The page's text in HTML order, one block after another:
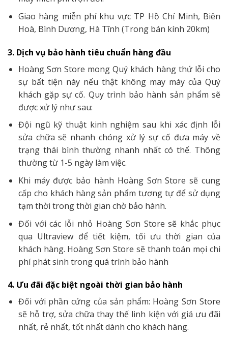
Giao hàng miễn phí khu vực TP Hồ Chí Minh, Biên
Hoà, Bình Dương, Hà Tĩnh (Trong bán kính 20km)
3. Dịch vụ bảo hành tiêu chuẩn hàng đầu
Hoàng Sơn Store mong Quý khách hàng thứ lỗi cho
sự bất tiện này nếu thật không may máy của Quý
khách gặp sự cố. Quy trình bảo hành sản phẩm sẽ
được xử lý như sau:
Đội ngũ kỹ thuật kinh nghiệm sau khi xác định lỗi
sửa chữa sẽ nhanh chóng xử lý sự cố đưa máy về
trạng thái bình thường nhanh nhất có thể. Thông
thường từ 1-5 ngày làm việc.
Khi máy được bảo hành Hoàng Sơn Store sẽ cung
cấp cho khách hàng sản phẩm tương tự để sử dụng
tạm thời trong thời gian chờ bảo hành.
Đối với các lỗi nhỏ Hoàng Sơn Store sẽ khắc phục
qua Ultraview để tiết kiệm, tối ưu thời gian của
khách hàng. Hoàng Sơn Store sẽ thanh toán mọi chi
phí phát sinh trong quá trình bảo hành
4. Ưu đãi đặc biệt ngoài thời gian bảo hành
Đối với phần cứng của sản phẩm: Hoàng Sơn Store
sẽ hỗ trợ, sửa chữa thay thế linh kiện với giá ưu đãi
nhất, rẻ nhất, tốt nhất dành cho khách hàng.